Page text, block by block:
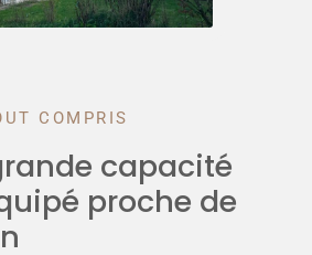
COMPRIS
capacité
proche de